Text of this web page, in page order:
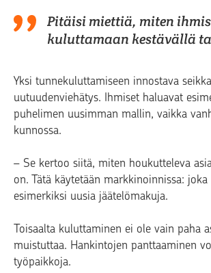
Pitäisi miettiä, miten
kuluttamaan kestävällä
Yksi tunnekuluttamiseen innostava
uutuudenviehätys. Ihmiset haluavat
puhelimen uusimman mallin, vaikka
kunnossa.
– Se kertoo siitä, miten houkutteleva
on. Tätä käytetään markkinoinnissa: joka
esimerkiksi uusia jäätelömakuja.
Toisaalta kuluttaminen ei ole vain paha
muistuttaa. Hankintojen panttaaminen
työpaikkoja.